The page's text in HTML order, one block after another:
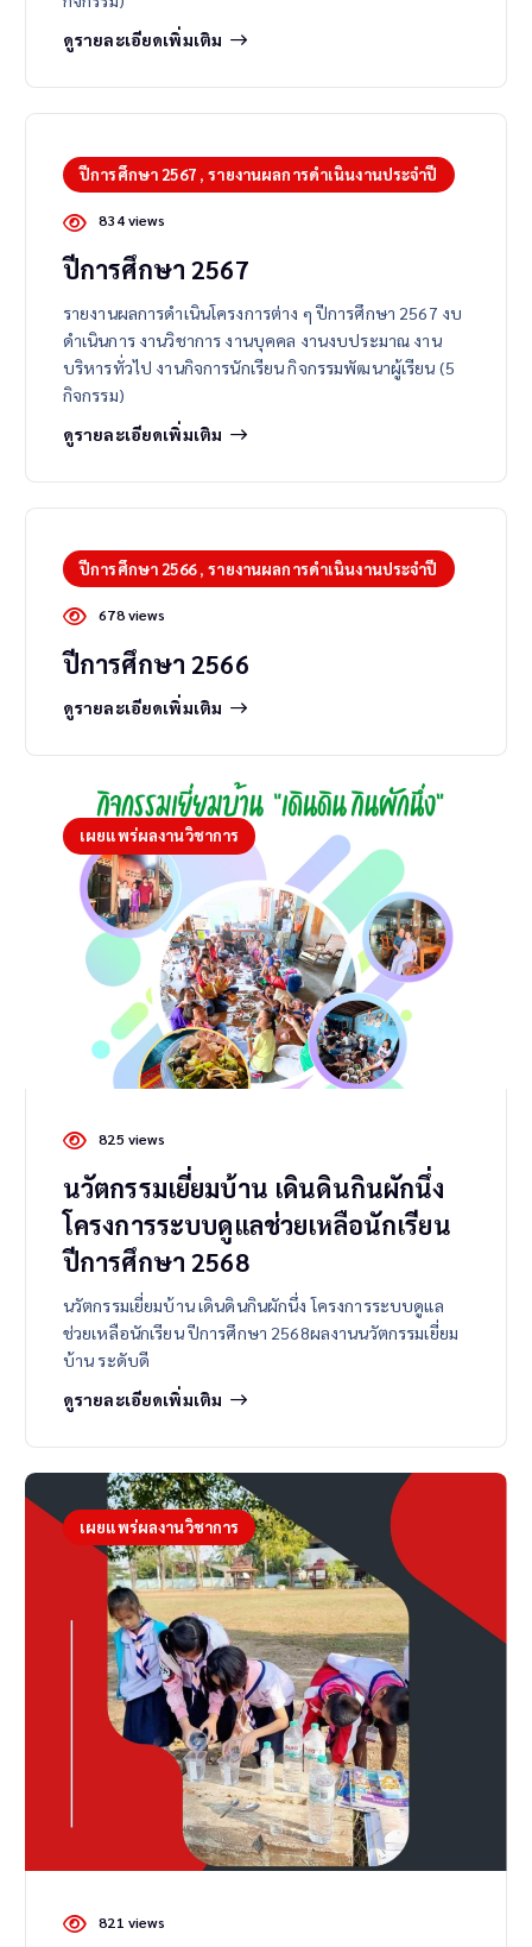
ดูรายละเอียดเพิ่มเติม
ปีการศึกษา 2567,รายงานผลการดำเนินงานประจำปี
834 views
ปีการศึกษา 2567
รายงานผลการดำเนินโครงการต่าง ๆ ปีการศึกษา 2567 งบ
ดำเนินการ งานวิชาการ งานบุคคล งานงบประมาณ งาน
บริหารทั่วไป งานกิจการนักเรียน กิจกรรมพัฒนาผู้เรียน (5
กิจกรรม)
ดูรายละเอียดเพิ่มเติม
ปีการศึกษา 2566,รายงานผลการดำเนินงานประจำปี
678 views
ปีการศึกษา 2566
ดูรายละเอียดเพิ่มเติม
เผยแพร่ผลงานวิชาการ
825 views
นวัตกรรมเยี่ยมบ้าน เดินดินกินผักนึ่ง
โครงการระบบดูแลช่วยเหลือนักเรียน
ปีการศึกษา 2568
นวัตกรรมเยี่ยมบ้าน เดินดินกินผักนึ่ง โครงการระบบดูแล
ช่วยเหลือนักเรียน ปีการศึกษา 2568ผลงานนวัตกรรมเยี่ยม
บ้าน ระดับดี
ดูรายละเอียดเพิ่มเติม
เผยแพร่ผลงานวิชาการ
821 views